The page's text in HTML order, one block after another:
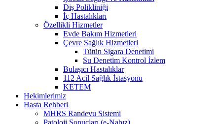
Diş Polikliniği
İç Hastalıkları
Özellikli Hizmetler
Evde Bakım Hizmetleri
Çevre Sağlık Hizmetleri
Tütün Sigara Denetimi
Su Denetim Kontrol İzlem
Bulaşıcı Hastalıklar
112 Acil Sağlık İstasyonu
KETEM
Hekimlerimiz
Hasta Rehberi
MHRS Randevu Sistemi
Patoloji Sonuçları (e-Nabız)